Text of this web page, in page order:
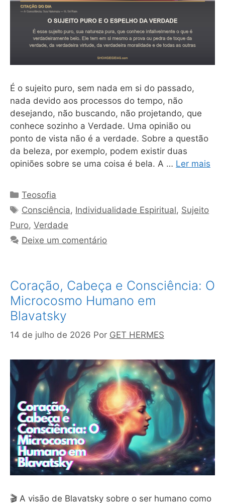
É o sujeito puro, sem nada em si do passado,
nada devido aos processos do tempo, não
desejando, não buscando, não projetando, que
conhece sozinho a Verdade. Uma opinião ou
ponto de vista não é a verdade. Sobre a questão
da beleza, por exemplo, podem existir duas
opiniões sobre se uma coisa é bela. A … Ler mais
Categorias
Teosofia
Tags
Consciência, Individualidade Espiritual, Sujeito
Puro, Verdade
Deixe um comentário
Coração, Cabeça e Consciência: O
Microcosmo Humano em
Blavatsky
14 de julho de 2026 Por GET HERMES
🎬 A visão de Blavatsky sobre o ser humano como